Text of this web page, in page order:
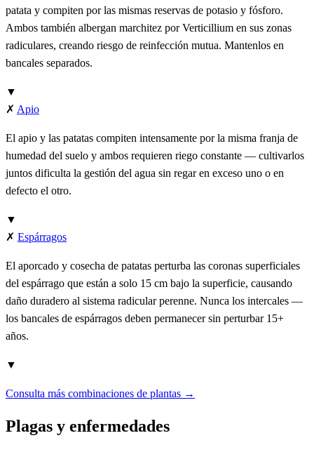
patata y compiten por las mismas reservas de potasio y fósforo.
Ambos también albergan marchitez por Verticillium en sus zonas
radiculares, creando riesgo de reinfección mutua. Mantenlos en
bancales separados.
▼
✗ Apio
El apio y las patatas compiten intensamente por la misma franja de
humedad del suelo y ambos requieren riego constante — cultivarlos
juntos dificulta la gestión del agua sin regar en exceso uno o en
defecto el otro.
▼
✗ Espárragos
El aporcado y cosecha de patatas perturba las coronas superficiales
del espárrago que están a solo 15 cm bajo la superficie, causando
daño duradero al sistema radicular perenne. Nunca los intercales —
los bancales de espárragos deben permanecer sin perturbar 15+
años.
▼
Consulta más combinaciones de plantas →
Plagas y enfermedades